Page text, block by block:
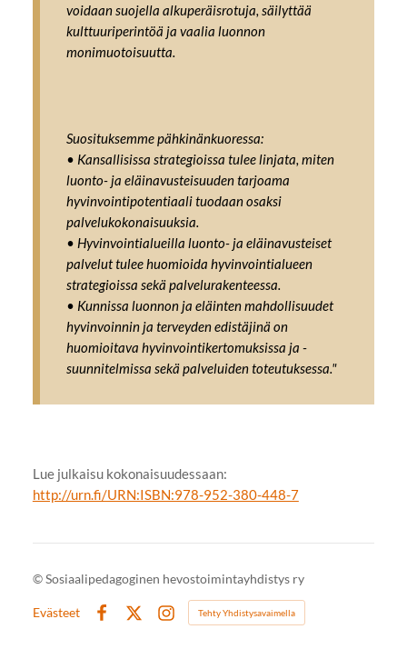
voidaan suojella alkuperäisrotuja, säilyttää
kulttuuriperintöä ja vaalia luonnon
monimuotoisuutta.
Suosituksemme pähkinänkuoressa:
• Kansallisissa strategioissa tulee linjata, miten
luonto- ja eläinavusteisuuden tarjoama
hyvinvointipotentiaali tuodaan osaksi
palvelukokonaisuuksia.
• Hyvinvointialueilla luonto- ja eläinavusteiset
palvelut tulee huomioida hyvinvointialueen
strategioissa sekä palvelurakenteessa.
• Kunnissa luonnon ja eläinten mahdollisuudet
hyvinvoinnin ja terveyden edistäjinä on
huomioitava hyvinvointikertomuksissa ja -
suunnitelmissa sekä palveluiden toteutuksessa."
Lue julkaisu kokonaisuudessaan:
http://urn.fi/URN:ISBN:978-952-380-448-7
©Sosiaalipedagoginen hevostoimintayhdistys ry
Evästeet
Instagram
Tehty Yhdistysavaimella